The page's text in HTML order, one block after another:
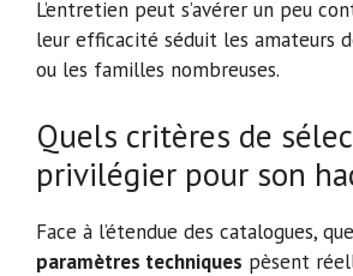
L’entretien peut s’avérer un peu
leur efficacité séduit les amateurs
ou les familles nombreuses.
Quels critères de
privilégier pour son
Face à l’étendue des catalogues,
paramètres techniques pèsent